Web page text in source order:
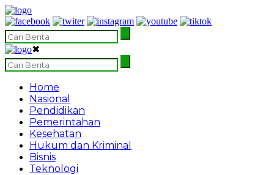
✖
Home
Nasional
Pendidikan
Pemerintahan
Kesehatan
Hukum dan Kriminal
Bisnis
Teknologi